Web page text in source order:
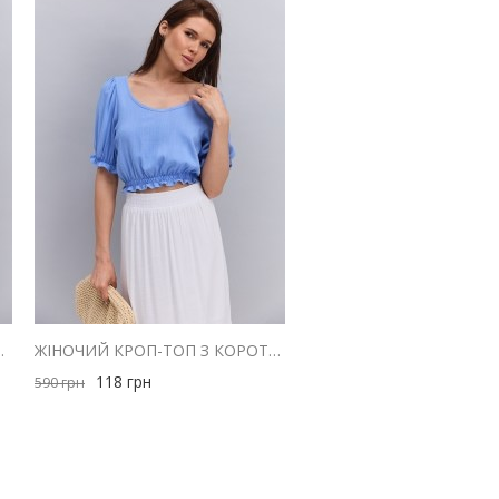
ГІРЧИЧНА ЖІНОЧИЙ КРОП-ТОП З КОРОТКИМИ РУКАВАМИ-ЛІХТАРИКАМИ БЛАКИТНИЙ
590грн 118 грн